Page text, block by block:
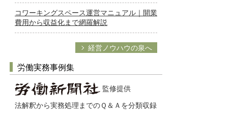
コワーキングスペース運営マニュアル｜開業
費用から収益化まで網羅解説
経営ノウハウの泉へ
労働実務事例集
監修提供
法解釈から実務処理までのＱ＆Ａを分類収録